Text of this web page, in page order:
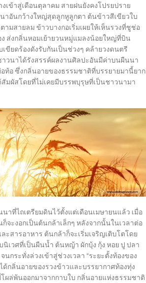
เข้าสู่เดือนตุลาคม สายฝนยังคงโปรยปราย
าอันกว้างใหญ่สุดลูกหูลูกตา ต้นข้าวสีเขียวใบ
ามสายลม ข้าวบางกอเริ่มเผยให้เห็นรวงที่ชูช่อ
ง ส่งกลิ่นหอมเย้ายวนหมู่แมลงน้อยใหญ่ที่บิน
เขียดร้องดังรับกันเป็นช่วงๆ คล้ายวงดนตรี
วนาได้รังสรรค์ผลงานศิลปะอันมีค่าบนผืนนา
ท้อ ซึ่งกลิ่นอายของธรรมชาติที่บรรยายมานี้ยาก
มผัสโดยที่ไม่เคยมีบรรพบุรุษที่เป็นชาวนามา
าที่ไถเตรียมดินไว้ตั้งแต่เดือนเมษายนแล้ว เมื่อ
จะงอกเป็นต้นกล้าเล็กๆ หลังจากนั้นในเวลาต่อ
ะสารอาหาร ต้นกล้าก็จะเริ่มเจริญเติบโตโดย
นิเวศที่เป็นผืนน้ำ ต้นหญ้า ผักบุ้ง กุ้ง หอย ปู ปลา
กระทั่งล่วงเข้าสู่ช่วงเวลา “ระยะตั้งท้องของ
ด้กลิ่นอายของรวงข้าวและบรรยากาศท้องทุ่ง
ผล่พ้นออกมาจากกาบใบ กลิ่นอายแห่งธรรมชาติ